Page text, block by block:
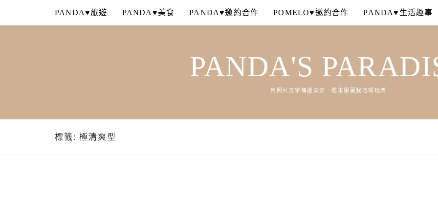
content
PANDA♥旅遊 PANDA♥美食 PANDA♥邀約合作 POMELO♥邀約合作 PANDA♥生活趣事
PANDA'S
用照片文字傳遞美好．週末跟著我吃喝玩樂
標籤: 極清爽型